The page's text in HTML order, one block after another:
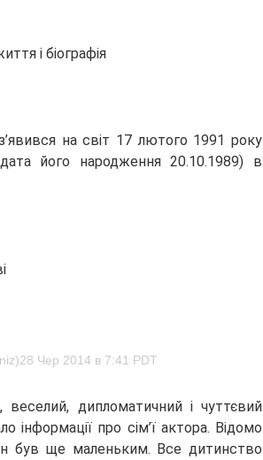
на світ 17 лютого 1991 року
його народження 20.10.1989) в
Чер 2014 в 7:41 PDT
дипломатичний і чуттєвий
інформації про сім’ї актора. Відомо
був ще маленьким. Все дитинство